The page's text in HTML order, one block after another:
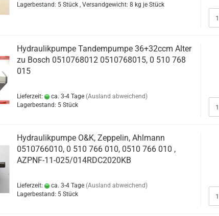
Lagerbestand: 5 Stück , Versandgewicht: 8 kg je Stück
Hydraulikpumpe Tandempumpe 36+32ccm Alter
zu Bosch 0510768012 0510768015, 0 510 768
015
Lieferzeit: ca. 3-4 Tage (Ausland abweichend)
Lagerbestand: 5 Stück
Hydraulikpumpe O&K, Zeppelin, Ahlmann
0510766010, 0 510 766 010, 0510 766 010 ,
AZPNF-11-025/014RDC2020KB
Lieferzeit: ca. 3-4 Tage (Ausland abweichend)
Lagerbestand: 5 Stück